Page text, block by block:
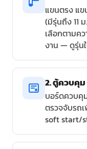
แขนตรง แข
(มีรุ่นถึง 11
เลือกตามค
งาน — ดูรุ่น
2. ตู้ควบคุ
บอร์ดควบคุ
ตรวจจับรถ
soft start/